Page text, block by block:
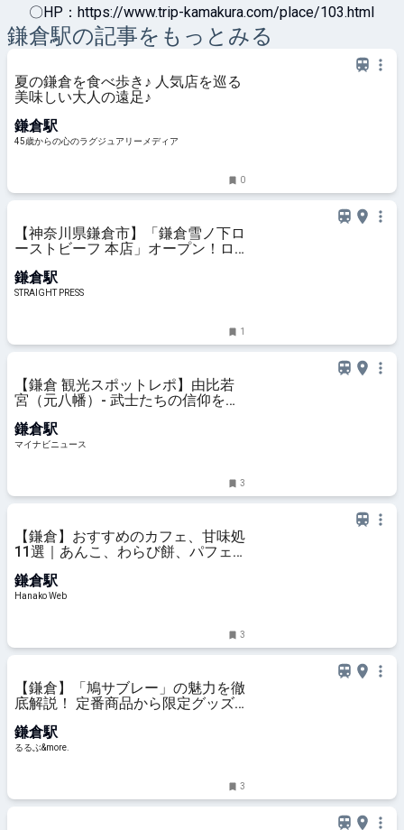
〇HP：https://www.trip-kamakura.com/place/103.html
鎌倉駅の記事をもっとみる
夏の鎌倉を食べ歩き♪ 人気店を巡る
美味しい大人の遠足♪
鎌倉駅
45歳からの心のラグジュアリーメディア
0
【神奈川県鎌倉市】「鎌倉雪ノ下ロ
ーストビーフ 本店」オープン！ロ
能
鎌倉駅
STRAIGHT PRESS
1
【鎌倉 観光スポットレポ】由比若
宮（元八幡）- 武士たちの信仰を集
鎌倉駅
マイナビニュース
3
【鎌倉】おすすめのカフェ、甘味処
11選｜あんこ、わらび餅、パフェ
鎌倉駅
Hanako Web
3
【鎌倉】「鳩サブレー」の魅力を徹
底解説！ 定番商品から限定グッズ
鎌倉駅
るるぶ&more.
3